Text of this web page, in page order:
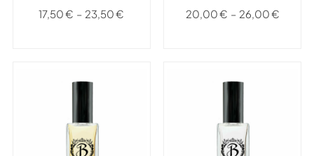
17,50€ – 23,50€ 20,00€ – 26,00€